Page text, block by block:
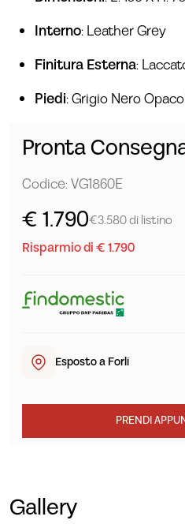
Interno: Leather Grey
Finitura Esterna:
Piedi: Grigio Nero Opaco
Pronta
Codice: VG1860E
€ 1.790€3.580 di listino
Risparmio di € 1.790
Esposto a Forlì
PRENDI
Gallery